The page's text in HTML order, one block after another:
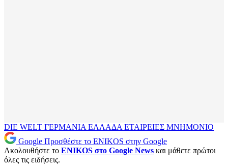
DIE WELT ΓΕΡΜΑΝΙΑ ΕΛΛΑΔΑ ΕΤΑΙΡΕΙΕΣ ΜΝΗΜΟΝΙΟ
Google Προσθέστε το ENIKOS στην Google
Ακολουθήστε το ENIKOS στο Google News και μάθετε πρώτοι
όλες τις ειδήσεις.